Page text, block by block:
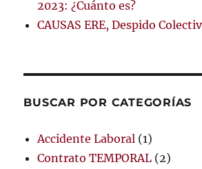
2023: ¿Cuánto es?
CAUSAS ERE, Despido
BUSCAR POR CATEGORÍAS
Accidente Laboral (1)
Contrato TEMPORAL (2)